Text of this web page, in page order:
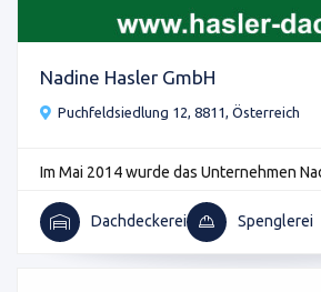
Nadine Hasler GmbH
Puchfeldsiedlung 12, 8811, Österreich
Im Mai 2014 wurde das Unternehmen
Dachdeckerei Spenglerei